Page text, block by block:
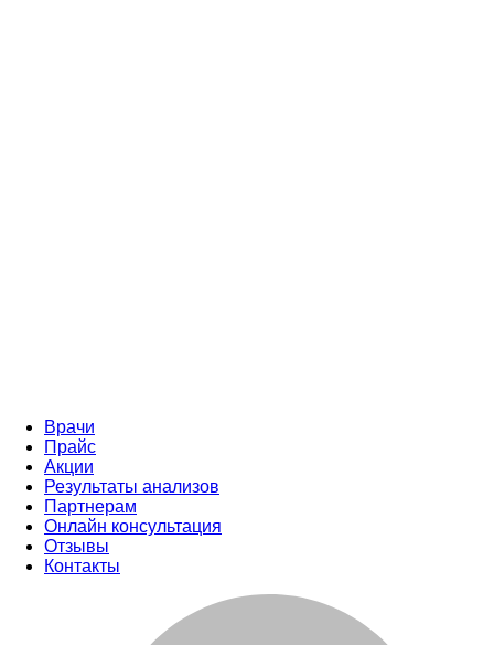
Врачи
Прайс
Акции
Результаты анализов
Партнерам
Онлайн консультация
Отзывы
Контакты